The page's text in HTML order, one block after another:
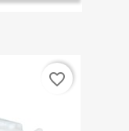
favorite_border